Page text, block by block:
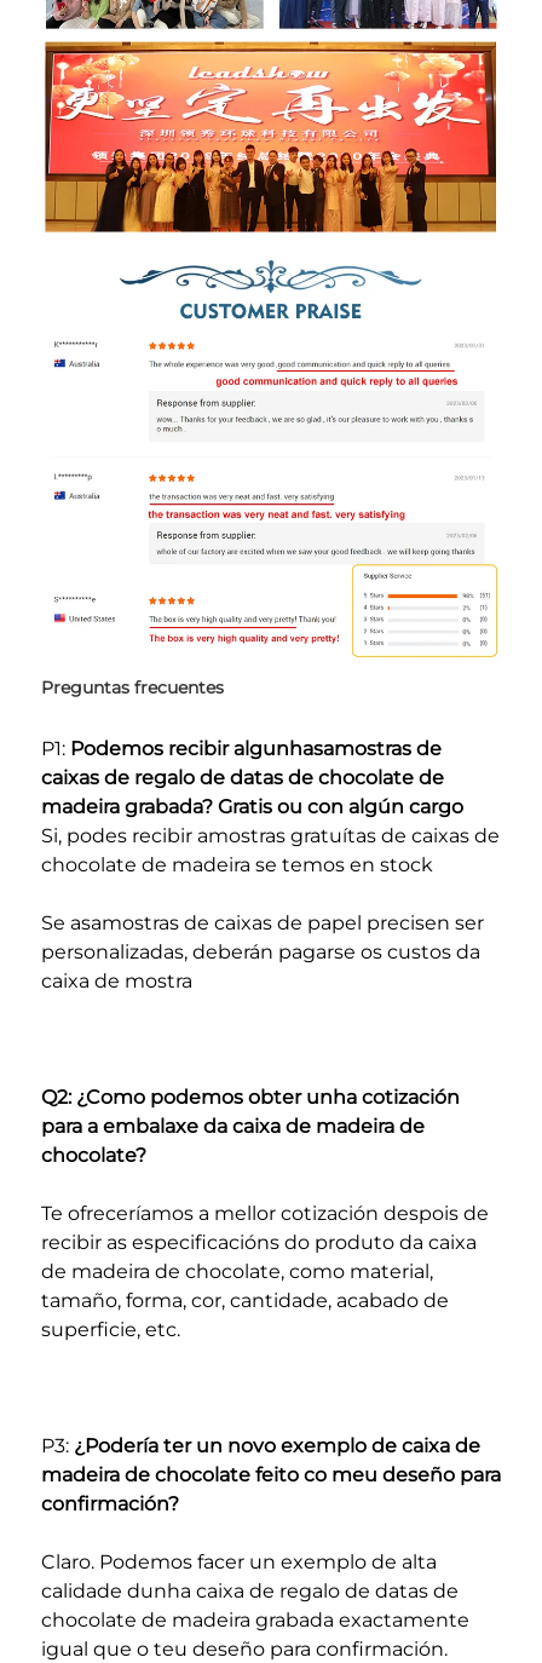
Preguntas frecuentes
P1: Podemos recibir algunhasamostras de
caixas de regalo de datas de chocolate de
madeira grabada? Gratis ou con algún cargo
Si, podes recibir amostras gratuítas de caixas de
chocolate de madeira se temos en stock
Se asamostras de caixas de papel precisen ser
personalizadas, deberán pagarse os custos da
caixa de mostra
Q2: ¿Como podemos obter unha cotización
para a embalaxe da caixa de madeira de
chocolate?
Te ofreceríamos a mellor cotización despois de
recibir as especificacións do produto da caixa
de madeira de chocolate, como material,
tamaño, forma, cor, cantidade, acabado de
superficie, etc.
P3: ¿Podería ter un novo exemplo de caixa de
madeira de chocolate feito co meu deseño para
confirmación?
Claro. Podemos facer un exemplo de alta
calidade dunha caixa de regalo de datas de
chocolate de madeira grabada exactamente
igual que o teu deseño para confirmación.